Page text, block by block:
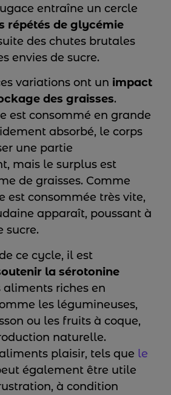
entraîne un cercle
répétés de glycémie
des chutes brutales
envies de sucre.
variations ont un impact
des graisses.
est consommé en grande
absorbé, le corps
une partie
mais le surplus est
de graisses. Comme
est consommée très vite,
apparaît, poussant à
sucre.
ce cycle, il est
la sérotonine
aliments riches en
les légumineuses,
ou les fruits à coque,
naturelle.
plaisir, tels que le
également être utile
à condition